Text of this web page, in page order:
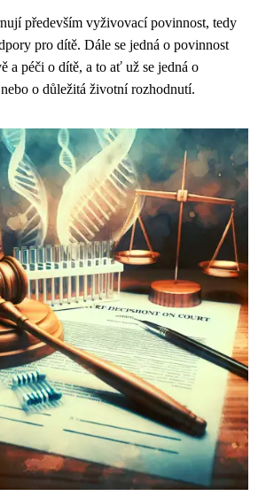
především vyživovací povinnost, tedy
pro dítě. Dále se jedná o povinnost
a péči o dítě, a to ať už se jedná o
o důležitá životní rozhodnutí.